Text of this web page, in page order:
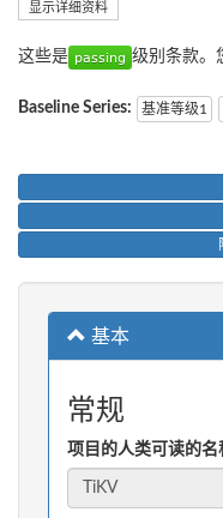
显示详细资料
这些是 级别条款。
Baseline Series: 基准等级1
基本
常规
项目的人类可读的名